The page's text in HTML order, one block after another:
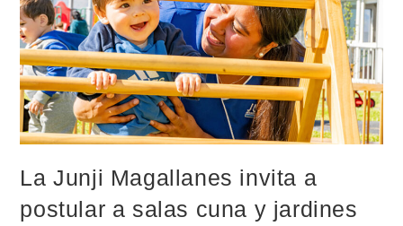
La Junji Magallanes invita a
postular a salas cuna y jardines